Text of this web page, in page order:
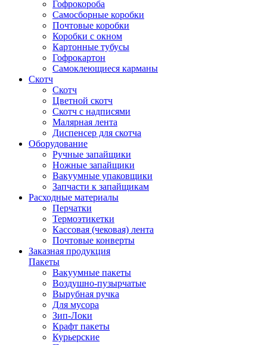
Гофрокороба
Самосборные коробки
Почтовые коробки
Коробки с окном
Картонные тубусы
Гофрокартон
Самоклеющиеся карманы
Скотч
Скотч
Цветной скотч
Скотч с надписями
Малярная лента
Диспенсер для скотча
Оборудование
Ручные запайщики
Ножные запайщики
Вакуумные упаковщики
Запчасти к запайщикам
Расходные материалы
Перчатки
Термоэтикетки
Кассовая (чековая) лента
Почтовые конверты
Заказная продукция
Пакеты
Вакуумные пакеты
Воздушно-пузырчатые
Вырубная ручка
Для мусора
Зип-Локи
Крафт пакеты
Курьерские